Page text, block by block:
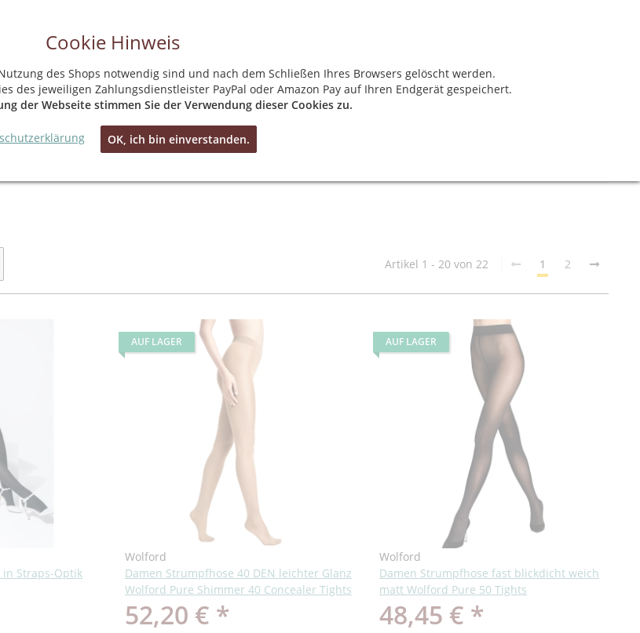
Mindestbestellwert
Rückgabegarantie
0160 99101534
MARKEN
Artikel 1 - 20 von 22 1 2
Straps-Optik
AUF LAGER
Wolford
Damen Strumpfhose 40 DEN leichter Glanz
Wolford Pure Shimmer 40 Concealer Tights
52,20 € *
AUF LAGER
Wolford
Damen Strumpfhose fast blickdicht weich
matt Wolford Pure 50 Tights
48,45 € *
Cookie Hinweis
des Shops notwendig sind und nach dem Schließen Ihres Browsers gelöscht werden.
des jeweiligen Zahlungsdienstleister PayPal oder Amazon Pay auf Ihren Endgerät gespeichert.
der Webseite stimmen Sie der Verwendung dieser Cookies zu.
OK, ich bin einverstanden.